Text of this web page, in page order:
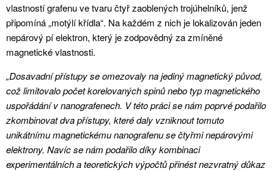
vlastností grafenu ve tvaru čtyř zaoblených trojúhelníků, jenž
připomíná „motýlí křídla“. Na každém z nich je lokalizován jeden
nepárový pí elektron, který je zodpovědný za zmíněné
magnetické vlastnosti.
„Dosavadní přístupy se omezovaly na jediný magnetický původ,
což limitovalo počet korelovaných spinů nebo typ magnetického
uspořádání v nanografenech. V této práci se nám poprvé podařilo
zkombinovat dva přístupy, které daly vzniknout tomuto
unikátnímu magnetickému nanografenu se čtyřmi nepárovými
elektrony. Navíc se nám podařilo díky kombinaci
experimentálních a teoretických výpočtů přinést nezvratný důkaz